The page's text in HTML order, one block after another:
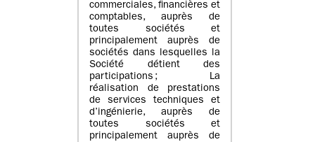
commerciales, financières et
comptables, auprès de
toutes sociétés et
principalement auprès de
sociétés dans lesquelles la
Société détient des
participations ; La
réalisation de prestations
de services techniques et
d’ingénierie, auprès de
toutes sociétés et
principalement auprès de